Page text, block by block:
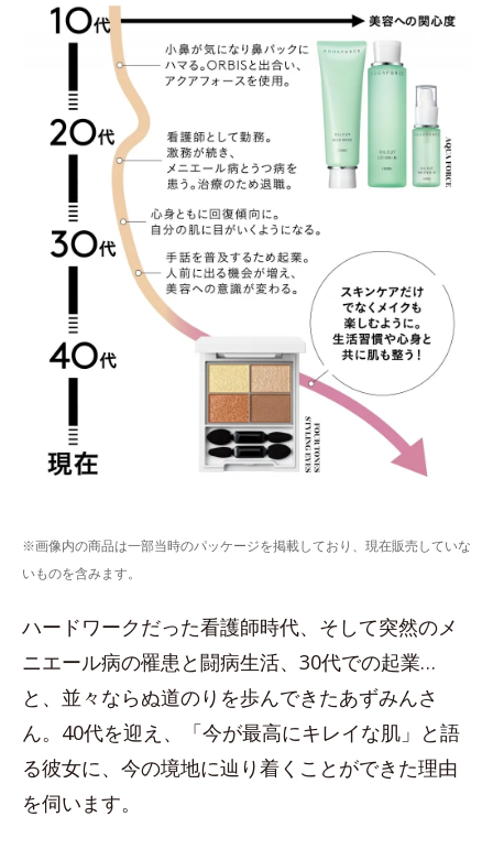
※画像内の商品は一部当時のパッケージを掲載しており、現在販売していな
いものを含みます。
ハードワークだった看護師時代、そして突然のメ
ニエール病の罹患と闘病生活、30代での起業…
と、並々ならぬ道のりを歩んできたあずみんさ
ん。40代を迎え、「今が最高にキレイな肌」と語
る彼女に、今の境地に辿り着くことができた理由
を伺います。